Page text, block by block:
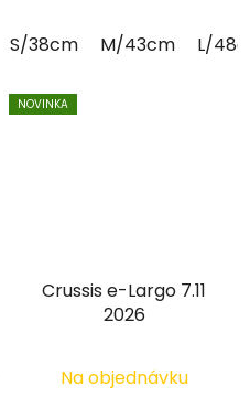
S/38cm M/43cm L/
NOVINKA
Crussis e-Largo 7.11
2026
Na objednávku